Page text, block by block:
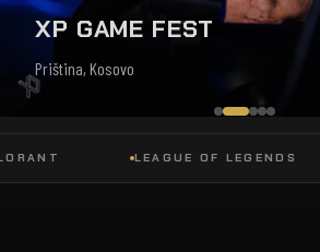
XP GAME FEST
Priština, Kosovo
LEAGUE OF LEGENDS